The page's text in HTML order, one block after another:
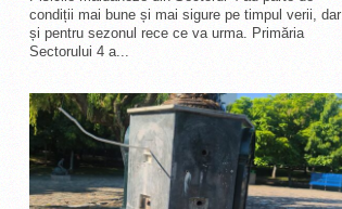
condiții mai bune și mai sigure pe timpul verii, dar
și pentru sezonul rece ce va urma. Primăria
Sectorului 4 a...